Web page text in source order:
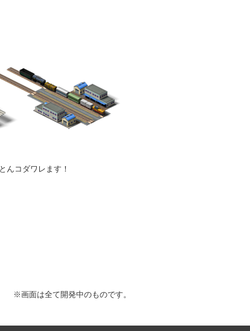
んコダワレます！
※画面は全て開発中のものです。